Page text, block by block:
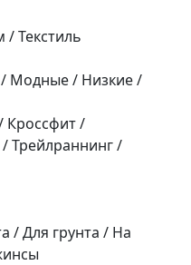
Текстиль
/ Модные / Низкие /
Кроссфит /
Трейлраннинг /
/ Для грунта / На